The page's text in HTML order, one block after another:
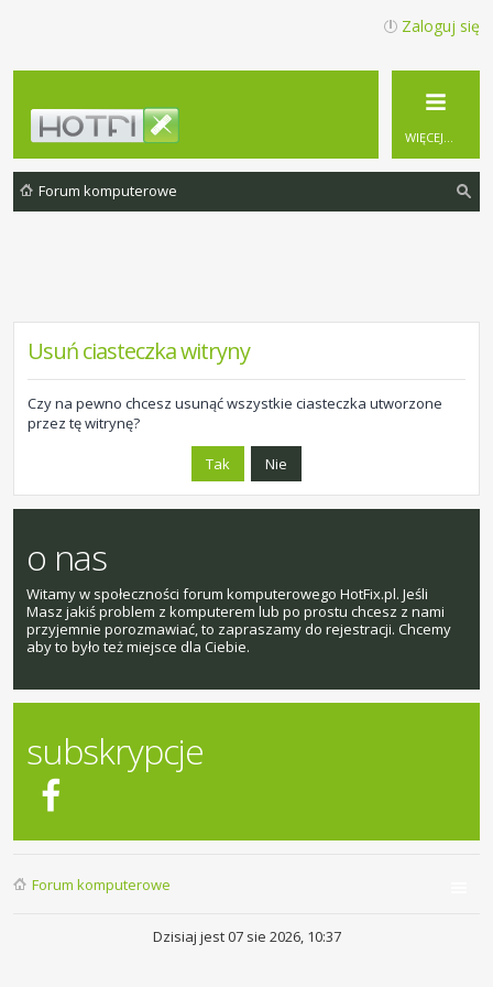
Zaloguj się
WIĘCEJ…
Forum komputerowe
Usuń ciasteczka witryny
Czy na pewno chcesz usunąć wszystkie ciasteczka utworzone
przez tę witrynę?
o nas
Witamy w społeczności forum komputerowego HotFix.pl. Jeśli
Masz jakiś problem z komputerem lub po prostu chcesz z nami
przyjemnie porozmawiać, to zapraszamy do rejestracji. Chcemy
aby to było też miejsce dla Ciebie.
subskrypcje
Forum komputerowe
Dzisiaj jest 07 sie 2026, 10:37